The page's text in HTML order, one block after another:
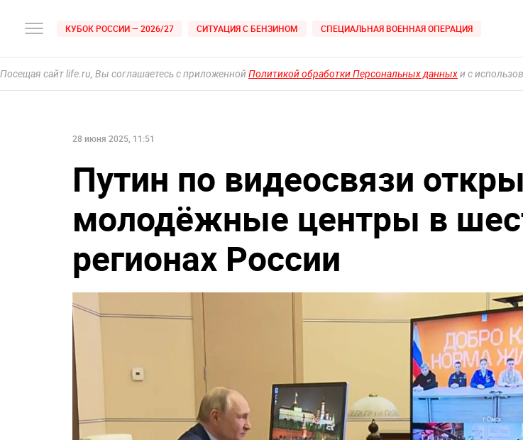
КУБОК РОССИИ — 2026/27 СИТУАЦИЯ С БЕНЗИНОМ СПЕЦИАЛЬНАЯ ВОЕННАЯ ОПЕРАЦИЯ
Посещая сайт life.ru, Вы соглашаетесь с приложеннойПолитикой обработки Персональных данныхи с
28 июня 2025, 11:51
Путин по видеосвязи
молодёжные центры в
регионах России